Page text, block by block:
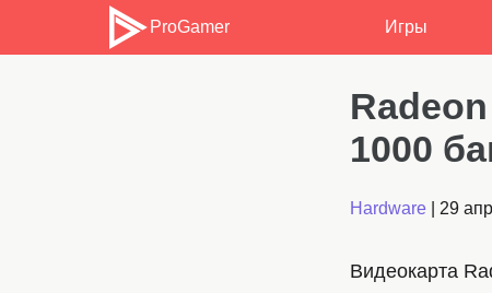
ProGamer Игры
1000
Hardware 29
Видеокарта